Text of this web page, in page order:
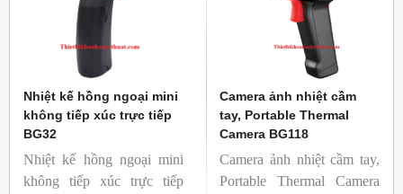
Nhiệt kế hồng ngoại mini
không tiếp xúc trực tiếp
BG32
Nhiệt kế hồng ngoại mini
không tiếp xúc trực tiếp
Camera ảnh nhiệt cầm
tay, Portable Thermal
Camera BG118
Camera ảnh nhiệt cầm tay,
Portable Thermal Camera